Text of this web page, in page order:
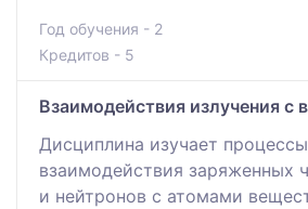
Год обучения - 2
Кредитов - 5
Взаимодействия излучения с
Дисциплина изучает процессы
взаимодействия заряженных
и нейтронов с атомами